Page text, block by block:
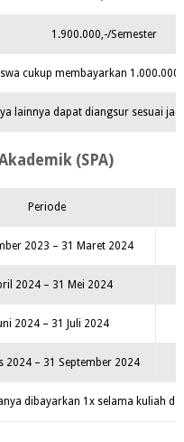
1.900.000,-/Semester
cukup membayarkan
lainnya dapat diangsur sesuai
(SPA)
Periode
2023 – 31 Maret 2024
2024 – 31 Mei 2024
2024 – 31 Juli 2024
2024 – 31 September 2024
dibayarkan 1x selama kuliah